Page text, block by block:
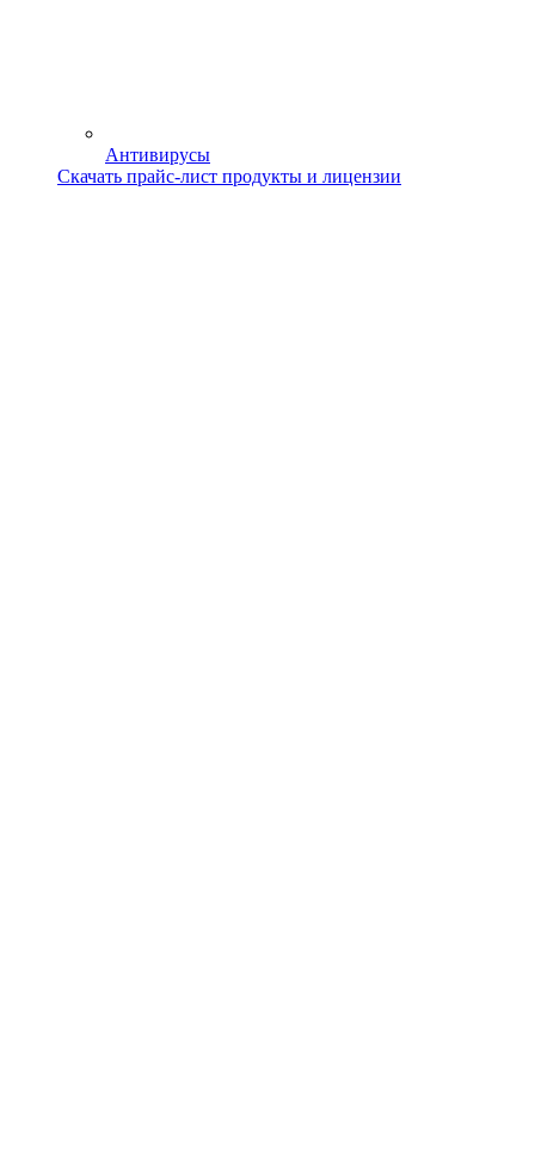
Антивирусы
Скачать прайс-лист продукты и лицензии